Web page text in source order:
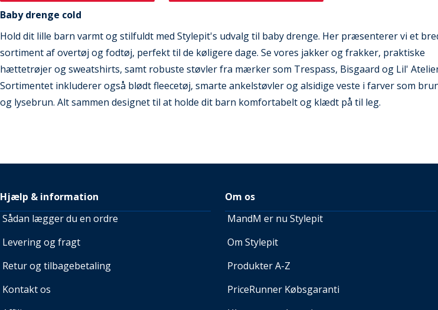
Baby drenge cold
Hold dit lille barn varmt og stilfuldt med Stylepit's udvalg til baby drenge. Her præsenterer vi et
sortiment af overtøj og fodtøj, perfekt til de køligere dage. Se vores jakker og frakker, praktiske
hættetrøjer og sweatshirts, samt robuste støvler fra mærker som Trespass, Bisgaard og Lil'
Sortimentet inkluderer også blødt fleecetøj, smarte ankelstøvler og alsidige veste i farver som
og lysebrun. Alt sammen designet til at holde dit barn komfortabelt og klædt på til leg.
Hjælp & information
Sådan lægger du en ordre
Levering og fragt
Retur og tilbagebetaling
Kontakt os
Om os
MandM er nu Stylepit
Om Stylepit
Produkter A-Z
PriceRunner Købsgaranti